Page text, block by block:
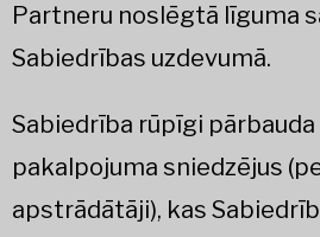
Partneru noslēgtā līguma
Sabiedrības uzdevumā.
Sabiedrība rūpīgi
pakalpojuma sniedzējus
apstrādātāji), kas